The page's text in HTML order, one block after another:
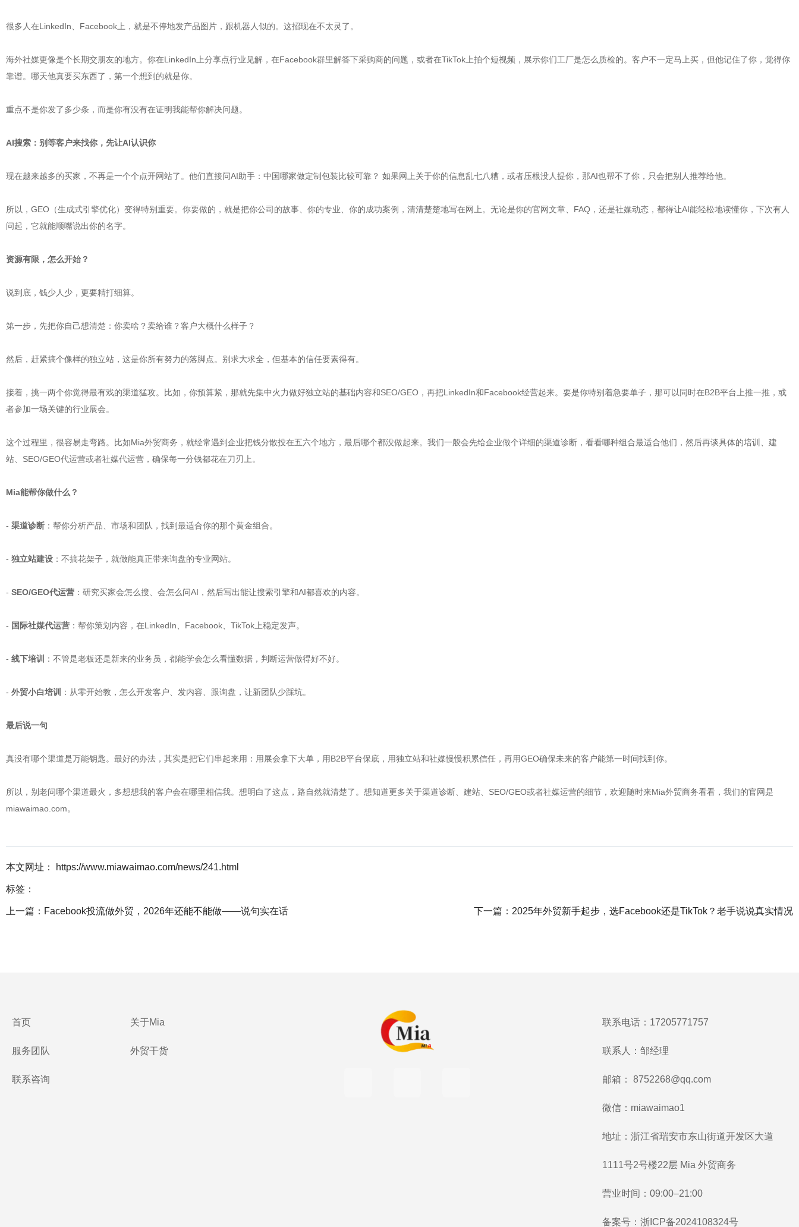
很多人在LinkedIn、Facebook上，就是不停地发产品图片，跟机器人似的。这招现在不太灵了。
海外社媒更像是个长期交朋友的地方。你在LinkedIn上分享点行业见解，在Facebook群里解答下采购商的问题，或者在TikTok上拍个短视频，展示你们工厂是怎么质检的。客户不一定马上买，但他记住了你，觉得你
靠谱。哪天他真要买东西了，第一个想到的就是你。
重点不是你发了多少条，而是你有没有在证明我能帮你解决问题。
AI搜索：别等客户来找你，先让AI认识你
现在越来越多的买家，不再是一个个点开网站了。他们直接问AI助手：中国哪家做定制包装比较可靠？ 如果网上关于你的信息乱七八糟，或者压根没人提你，那AI也帮不了你，只会把别人推荐给他。
所以，GEO（生成式引擎优化）变得特别重要。你要做的，就是把你公司的故事、你的专业、你的成功案例，清清楚楚地写在网上。无论是你的官网文章、FAQ，还是社媒动态，都得让AI能轻松地读懂你，下次有人
问起，它就能顺嘴说出你的名字。
资源有限，怎么开始？
说到底，钱少人少，更要精打细算。
第一步，先把你自己想清楚：你卖啥？卖给谁？客户大概什么样子？
然后，赶紧搞个像样的独立站，这是你所有努力的落脚点。别求大求全，但基本的信任要素得有。
接着，挑一两个你觉得最有戏的渠道猛攻。比如，你预算紧，那就先集中火力做好独立站的基础内容和SEO/GEO，再把LinkedIn和Facebook经营起来。要是你特别着急要单子，那可以同时在B2B平台上推一推，或
者参加一场关键的行业展会。
这个过程里，很容易走弯路。比如Mia外贸商务，就经常遇到企业把钱分散投在五六个地方，最后哪个都没做起来。我们一般会先给企业做个详细的渠道诊断，看看哪种组合最适合他们，然后再谈具体的培训、建
站、SEO/GEO代运营或者社媒代运营，确保每一分钱都花在刀刃上。
Mia能帮你做什么？
- 渠道诊断 ：帮你分析产品、市场和团队，找到最适合你的那个黄金组合。
- 独立站建设 ：不搞花架子，就做能真正带来询盘的专业网站。
- SEO/GEO代运营 ：研究买家会怎么搜、会怎么问AI，然后写出能让搜索引擎和AI都喜欢的内容。
- 国际社媒代运营 ：帮你策划内容，在LinkedIn、Facebook、TikTok上稳定发声。
- 线下培训 ：不管是老板还是新来的业务员，都能学会怎么看懂数据，判断运营做得好不好。
- 外贸小白培训 ：从零开始教，怎么开发客户、发内容、跟询盘，让新团队少踩坑。
最后说一句
真没有哪个渠道是万能钥匙。最好的办法，其实是把它们串起来用：用展会拿下大单，用B2B平台保底，用独立站和社媒慢慢积累信任，再用GEO确保未来的客户能第一时间找到你。
所以，别老问哪个渠道最火，多想想我的客户会在哪里相信我。想明白了这点，路自然就清楚了。想知道更多关于渠道诊断、建站、SEO/GEO或者社媒运营的细节，欢迎随时来Mia外贸商务看看，我们的官网是
miawaimao.com。
本文网址： https://www.miawaimao.com/news/241.html
标签：
上一篇： Facebook投流做外贸，2026年还能不能做——说句实在话 下一篇： 2025年外贸新手起步，选Facebook还是TikTok？老手说说真实情况
首页
服务团队
联系咨询
关于Mia
外贸干货
联系电话：17205771757
联系人：邹经理
邮箱： 8752268@qq.com
微信：miawaimao1
地址：浙江省瑞安市东山街道开发区大道
1111号2号楼22层 Mia 外贸商务
营业时间：09:00–21:00
备案号： 浙ICP备2024108324号